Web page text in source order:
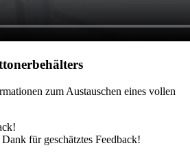
zum Austauschen eines vollen
für geschätztes Feedback!